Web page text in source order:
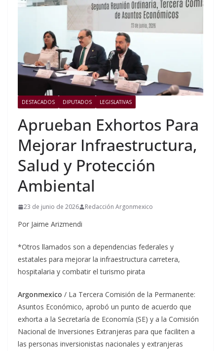
DESTACADOS DIPUTADOS LEGISLATIVAS
Aprueban Exhortos Para
Mejorar Infraestructura,
Salud y Protección
Ambiental
23 de junio de 2026 Redacción Argonmexico
Por Jaime Arizmendi
*Otros llamados son a dependencias federales y
estatales para mejorar la infraestructura carretera,
hospitalaria y combatir el turismo pirata
Argonmexico / La Tercera Comisión de la Permanente:
Asuntos Económico, aprobó un punto de acuerdo que
exhorta a la Secretaría de Economía (SE) y a la Comisión
Nacional de Inversiones Extranjeras para que faciliten a
las personas inversionistas nacionales y extranjeras